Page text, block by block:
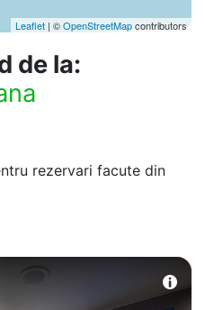
Leaflet | ©OpenStreetMapcontributors
de la:
rezervari facute din